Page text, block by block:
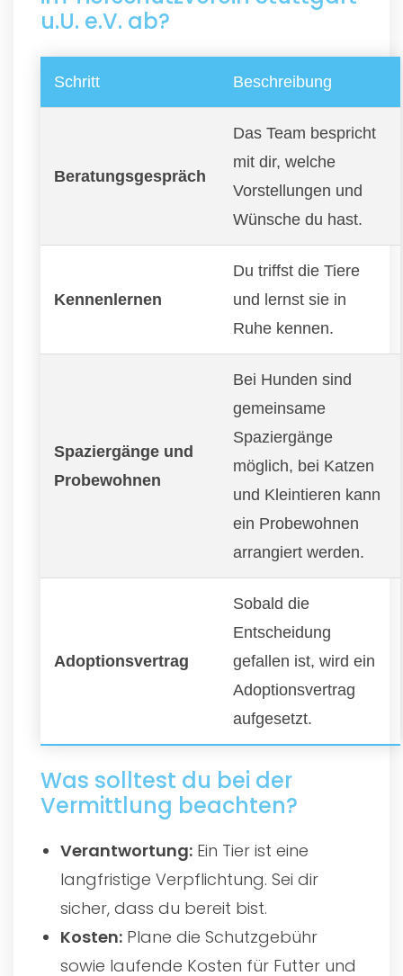
u.U. e.V. ab?
Schritt Beschreibung
Beratungsgespräch
Das Team bespricht
mit dir, welche
Vorstellungen und
Wünsche du hast.
Kennenlernen
Du triffst die Tiere
und lernst sie in
Ruhe kennen.
Spaziergänge und
Probewohnen
Bei Hunden sind
gemeinsame
Spaziergänge
möglich, bei Katzen
und Kleintieren kann
ein Probewohnen
arrangiert werden.
Adoptionsvertrag
Sobald die
Entscheidung
gefallen ist, wird ein
Adoptionsvertrag
aufgesetzt.
Was solltest du bei der
Vermittlung beachten?
Verantwortung: Ein Tier ist eine
langfristige Verpflichtung. Sei dir
sicher, dass du bereit bist.
Kosten: Plane die Schutzgebühr
sowie laufende Kosten für Futter und